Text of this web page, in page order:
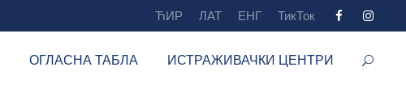
ЋИР ЛАТ ЕНГ ТикТок
ОГЛАСНА ТАБЛА ИСТРАЖИВАЧКИ ЦЕНТРИ